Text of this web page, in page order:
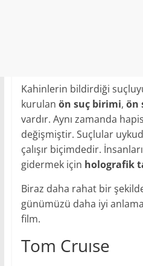
Kahinlerin bildirdiği
kurulan ön suç birimi, ön
vardır. Aynı zamanda
değişmiştir. Suçlular
çalışır biçimdedir.
gidermek için holografik
Biraz daha rahat bir
günümüzü daha iyi
film.
Tom Cruıse